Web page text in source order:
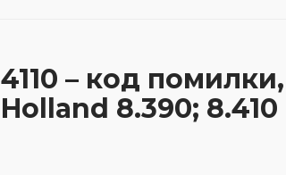
4110 – код
Holland 8.390; 8.410